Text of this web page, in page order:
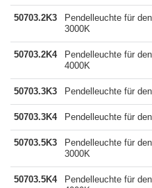
50703.2K3
Pendelleuchte für
3000K
50703.2K4
Pendelleuchte für
4000K
50703.3K3 Pendelleuchte für
50703.3K4 Pendelleuchte für
50703.5K3
Pendelleuchte für
3000K
50703.5K4
Pendelleuchte für